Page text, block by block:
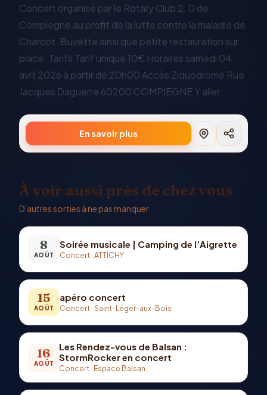
Concert organisé par le Rotary Club 2. 0 de
Compiegne au profit de la lutte contre la maladie de
Charcot. Buvette ainsi que petite restauration sur
place. Tarifs Tarif unique 10€ Horaires samedi 04
avril 2026 à partir de 20h00 Accès Ziquodrome Rue
Jacques Daguerre 60200 COMPIEGNE Y aller.
En savoir plus
À voir aussi près de chez vous
D'autres sorties à ne pas manquer.
8
AOÛT
Soirée musicale | Camping de l’Aigrette
Concert · ATTICHY
15
AOÛT
apéro concert
Concert · Saint-Léger-aux-Bois
16
AOÛT
Les Rendez-vous de Balsan :
StormRocker en concert
Concert · Espace Balsan